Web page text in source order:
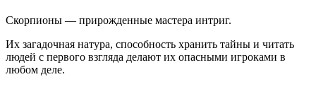
Скорпионы — прирожденные мастера интриг.
Их загадочная натура, способность хранить тайны и читать
людей с первого взгляда делают их опасными игроками в
любом деле.